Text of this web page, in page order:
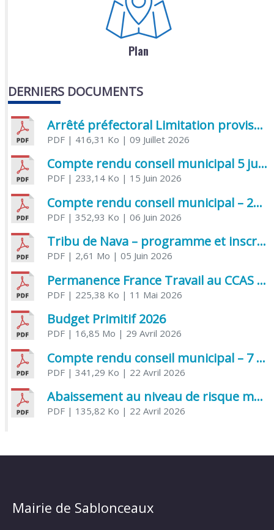
Plan
DERNIERS DOCUMENTS
Arrêté préfectoral Limitation provisoire des usages de l’eau
PDF| 416,31 Ko | 09 Juillet 2026
Compte rendu conseil municipal 5 juin 2026 sénatoriale
PDF| 233,14 Ko | 15 Juin 2026
Compte rendu conseil municipal – 21 avril 2026
PDF| 352,93 Ko | 06 Juin 2026
Tribu de Nava – programme et inscriptions été 2026
PDF| 2,61 Mo | 05 Juin 2026
Permanence France Travail au CCAS de Saujon Juin 2026
PDF| 225,38 Ko | 11 Mai 2026
Budget Primitif 2026
PDF| 16,85 Mo | 29 Avril 2026
Compte rendu conseil municipal – 7 avril 2026
PDF| 341,29 Ko | 22 Avril 2026
Abaissement au niveau de risque modéré de l’Influenza aviaire
PDF| 135,82 Ko | 22 Avril 2026
Mairie de Sablonceaux